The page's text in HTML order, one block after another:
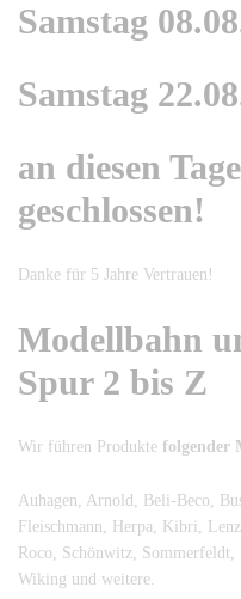
Samstag
Samstag
an diesen
geschlossen!
Danke für 5 Jahre Vertrauen!
Modellbahn
Spur 2 bis Z
Wir führen Produkte folgender
Auhagen, Arnold, Beli-Beco,
Fleischmann, Herpa, Kibri,
Roco, Schönwitz,
Wiking und weitere.